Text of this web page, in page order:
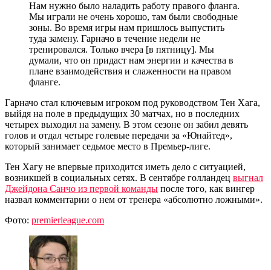
Нам нужно было наладить работу правого фланга.
Мы играли не очень хорошо, там были свободные
зоны. Во время игры нам пришлось выпустить
туда замену. Гарначо в течение недели не
тренировался. Только вчера [в пятницу]. Мы
думали, что он придаст нам энергии и качества в
плане взаимодействия и слаженности на правом
фланге.
Гарначо стал ключевым игроком под руководством Тен Хага,
выйдя на поле в предыдущих 30 матчах, но в последних
четырех выходил на замену. В этом сезоне он забил девять
голов и отдал четыре голевые передачи за «Юнайтед»,
который занимает седьмое место в Премьер-лиге.
Тен Хагу не впервые приходится иметь дело с ситуацией,
возникшей в социальных сетях. В сентябре голландец выгнал
Джейдона Санчо из первой команды после того, как вингер
назвал комментарии о нем от тренера «абсолютно ложными».
Фото: premierleague.com